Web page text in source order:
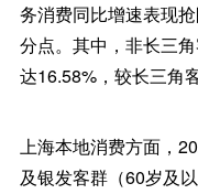
务消费同比增速表现
分点。其中，非长三
达16.58%，较长三角
上海本地消费方面，
及银发客群（60岁及